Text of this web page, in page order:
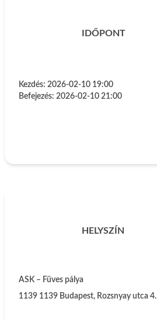
IDŐPONT
Kezdés: 2026-02-10 19:00
Befejezés: 2026-02-10 21:00
HELYSZÍN
ASK – Füves pálya
1139 1139 Budapest, Rozsnyay utca 4.